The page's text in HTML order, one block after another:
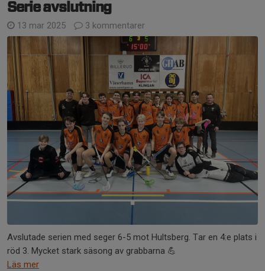
Serie avslutning
13 mar 2025 3 kommentarer
Avslutade serien med seger 6-5 mot Hultsberg. Tar en 4:e plats i
röd 3. Mycket stark säsong av grabbarna 💪
Läs mer